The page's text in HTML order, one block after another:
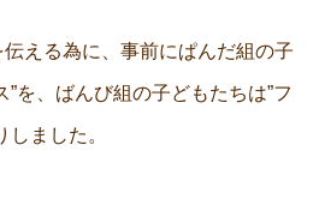
える為に、事前にぱんだ組の子
”を、ばんび組の子どもたちは”フ
しました。